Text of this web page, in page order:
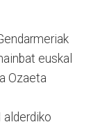
euskal
Ozaeta
alderdiko